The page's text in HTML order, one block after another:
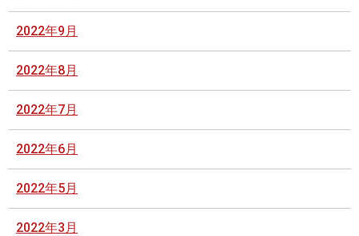
2022年9月
2022年8月
2022年7月
2022年6月
2022年5月
2022年3月